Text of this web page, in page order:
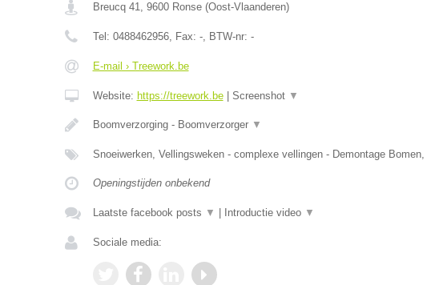
Breucq 41, 9600 Ronse(Oost-Vlaanderen)
Tel: 0488462956, Fax: -, BTW-nr: -
E-mail › Treework.be
Website: https://treework.be| Screenshot ▼
Boomverzorging - Boomverzorger ▼
Snoeiwerken, Vellingsweken - complexe vellingen - Demontage Bomen,
Openingstijden onbekend
Laatste facebook posts ▼ Introductie video ▼
Sociale media: